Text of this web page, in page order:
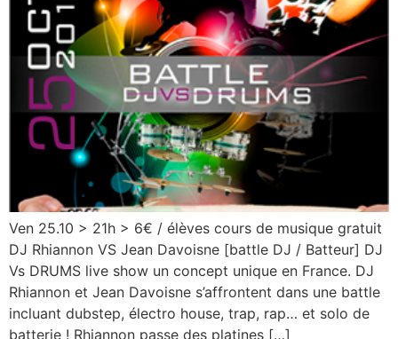
Ven 25.10 > 21h > 6€ / élèves cours de musique gratuit
DJ Rhiannon VS Jean Davoisne [battle DJ / Batteur] DJ
Vs DRUMS live show un concept unique en France. DJ
Rhiannon et Jean Davoisne s’affrontent dans une battle
incluant dubstep, électro house, trap, rap… et solo de
batterie ! Rhiannon passe des platines […]